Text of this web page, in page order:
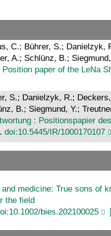
C.; Bührer, S.;
A.; Schlünz, B.;
paper of the LeNa
S.; Danielzyk, R.;
B.; Siegmund, Y.;
: Positionspapier
doi:10.5445/IR/1000170107
medicine: True sons of
the field
bies.202100025